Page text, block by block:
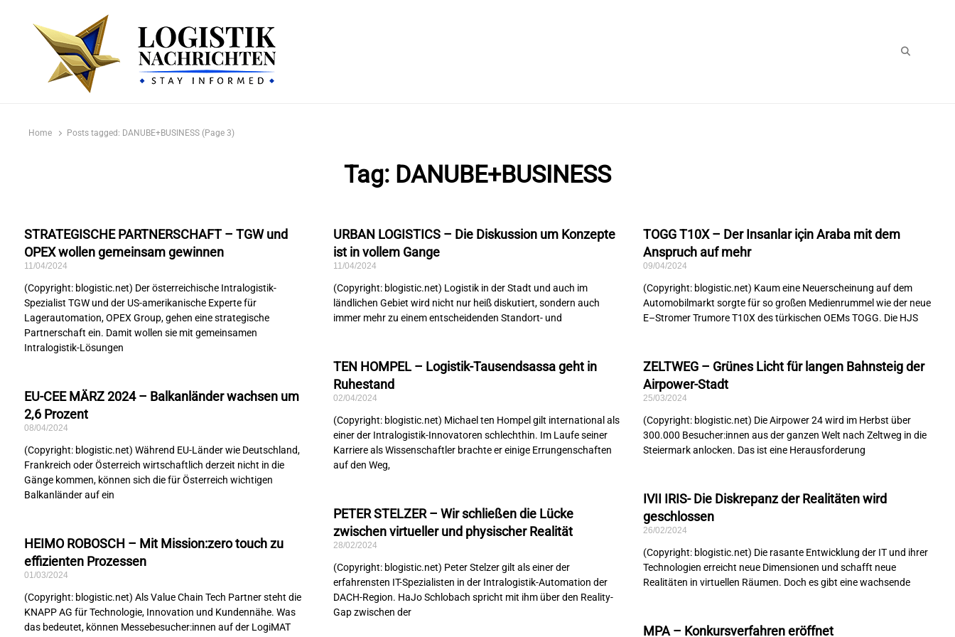
Home Posts tagged: DANUBE+BUSINESS (Page 3)
Tag: DANUBE+BUSINESS
STRATEGISCHE PARTNERSCHAFT – TGW und
OPEX wollen gemeinsam gewinnen
11/04/2024
(Copyright: blogistic.net) Der österreichische Intralogistik-
Spezialist TGW und der US-amerikanische Experte für
Lagerautomation, OPEX Group, gehen eine strategische
Partnerschaft ein. Damit wollen sie mit gemeinsamen
Intralogistik-Lösungen
URBAN LOGISTICS – Die Diskussion um Konzepte
ist in vollem Gange
11/04/2024
(Copyright: blogistic.net) Logistik in der Stadt und auch im
ländlichen Gebiet wird nicht nur heiß diskutiert, sondern auch
immer mehr zu einem entscheidenden Standort- und
TOGG T10X – Der Insanlar için Araba mit dem
Anspruch auf mehr
09/04/2024
(Copyright: blogistic.net) Kaum eine Neuerscheinung auf dem
Automobilmarkt sorgte für so großen Medienrummel wie der neue
E–Stromer Trumore T10X des türkischen OEMs TOGG. Die HJS
EU-CEE MÄRZ 2024 – Balkanländer wachsen um
2,6 Prozent
08/04/2024
(Copyright: blogistic.net) Während EU-Länder wie Deutschland,
Frankreich oder Österreich wirtschaftlich derzeit nicht in die
Gänge kommen, können sich die für Österreich wichtigen
Balkanländer auf ein
TEN HOMPEL – Logistik-Tausendsassa geht in
Ruhestand
02/04/2024
(Copyright: blogistic.net) Michael ten Hompel gilt international als
einer der Intralogistik-Innovatoren schlechthin. Im Laufe seiner
Karriere als Wissenschaftler brachte er einige Errungenschaften
auf den Weg,
ZELTWEG – Grünes Licht für langen Bahnsteig der
Airpower-Stadt
25/03/2024
(Copyright: blogistic.net) Die Airpower 24 wird im Herbst über
300.000 Besucher:innen aus der ganzen Welt nach Zeltweg in die
Steiermark anlocken. Das ist eine Herausforderung
HEIMO ROBOSCH – Mit Mission:zero touch zu
effizienten Prozessen
01/03/2024
(Copyright: blogistic.net) Als Value Chain Tech Partner steht die
KNAPP AG für Technologie, Innovation und Kundennähe. Was
das bedeutet, können Messebesucher:innen auf der LogiMAT
PETER STELZER – Wir schließen die Lücke
zwischen virtueller und physischer Realität
28/02/2024
(Copyright: blogistic.net) Peter Stelzer gilt als einer der
erfahrensten IT-Spezialisten in der Intralogistik-Automation der
DACH-Region. HaJo Schlobach spricht mit ihm über den Reality-
Gap zwischen der
IVII IRIS- Die Diskrepanz der Realitäten wird
geschlossen
26/02/2024
(Copyright: blogistic.net) Die rasante Entwicklung der IT und ihrer
Technologien erreicht neue Dimensionen und schafft neue
Realitäten in virtuellen Räumen. Doch es gibt eine wachsende
MPA – Konkursverfahren eröffnet